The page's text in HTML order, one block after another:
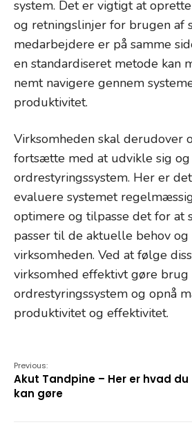
system. Det er vigtigt at
og retningslinjer for brugen af
medarbejdere er på samme
en standardiseret metode kan
nemt navigere gennem
produktivitet.
Virksomheden skal derudover
fortsætte med at udvikle sig
ordrestyringssystem. Her er
evaluere systemet
optimere og tilpasse det for at
passer til de aktuelle behov og
virksomheden. Ved at følge
virksomhed effektivt gøre brug
ordrestyringssystem og opnå
produktivitet og effektivitet.
Previous:
Akut Tandpine – Her er hvad du
kan gøre